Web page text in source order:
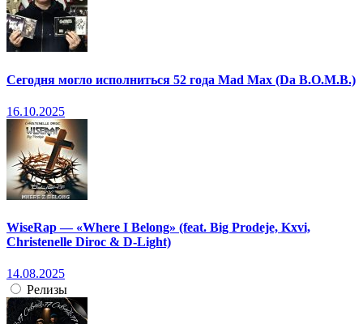
Сегодня могло исполниться 52 года Mad Max (Da B.O.M.B.)
16.10.2025
WiseRap — «Where I Belong» (feat. Big Prodeje, Kxvi,
Christenelle Diroc & D-Light)
14.08.2025
Релизы